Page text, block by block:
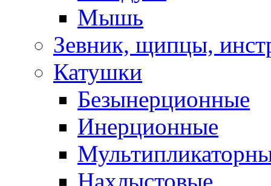
Мышь
Зевник, щипцы,
Катушки
Безынерционные
Инерционные